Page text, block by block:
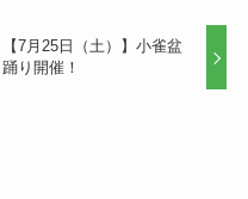
【7月25日（土）】小雀盆
踊り開催！